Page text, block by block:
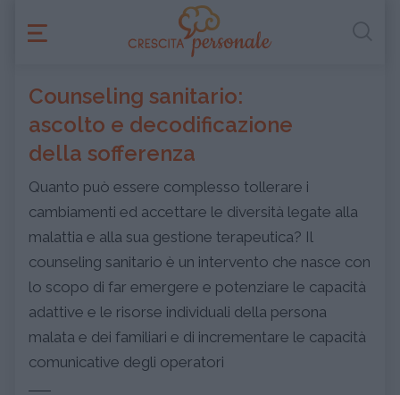
Counseling sanitario:
ascolto e decodificazione
della sofferenza
Quanto può essere complesso tollerare i
cambiamenti ed accettare le diversità legate alla
malattia e alla sua gestione terapeutica? Il
counseling sanitario è un intervento che nasce con
lo scopo di far emergere e potenziare le capacità
adattive e le risorse individuali della persona
malata e dei familiari e di incrementare le capacità
comunicative degli operatori